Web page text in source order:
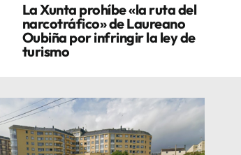
La Xunta prohíbe «la ruta del
narcotráfico» de Laureano
Oubiña por infringir la ley de
turismo